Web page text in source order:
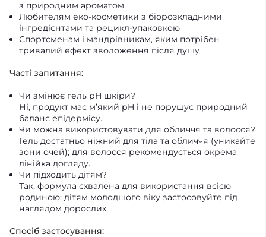
з природним ароматом
Любителям еко-косметики з біорозкладними
інгредієнтами та рецикл-упаковкою
Спортсменам і мандрівникам, яким потрібен
тривалий ефект зволоження після душу
Часті запитання:
Чи змінює гель pH шкіри?
Ні, продукт має м’який pH і не порушує природний
баланс епідермісу.
Чи можна використовувати для обличчя та волосся?
Гель достатньо ніжний для тіла та обличчя (уникайте
зони очей); для волосся рекомендується окрема
лінійка догляду.
Чи підходить дітям?
Так, формула схвалена для використання всією
родиною; дітям молодшого віку застосовуйте під
наглядом дорослих.
Спосіб застосування: